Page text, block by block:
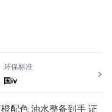
环保标准
国ⅳ
配色 油水整备到手 证